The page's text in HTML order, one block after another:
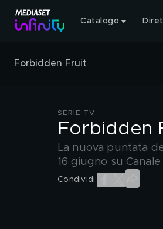
Catalogo
Forbidden Fruit
SERIE TV
Forbidden
La nuova puntata
16 giugno su
Condividi: